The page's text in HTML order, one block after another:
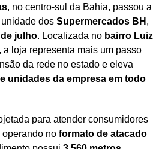
Saiba+
, no centro-sul da Bahia, passou a
dos Supermercados BH ,
de julho. Localizada no bairro Luiz
a loja representa mais um passo
da rede no estado e eleva
unidades da empresa em todo
para atender consumidores
no formato de atacado